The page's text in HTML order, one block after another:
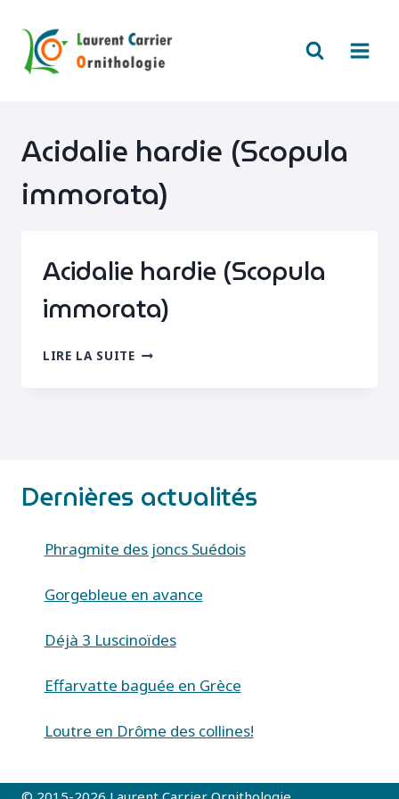
contenu
Acidalie hardie (Scopula
immorata)
Acidalie hardie (Scopula
immorata)
LIRE LA SUITEACIDALIE
Dernières actualités
Phragmite des joncs Suédois
Gorgebleue en avance
Déjà 3 Luscinoïdes
Effarvatte baguée en Grèce
Loutre en Drôme des collines!